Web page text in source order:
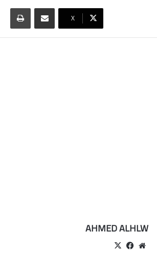
‫X
مشاركة عبر البريد طباعة
AHMED ALHLW
موقعفيسبوك